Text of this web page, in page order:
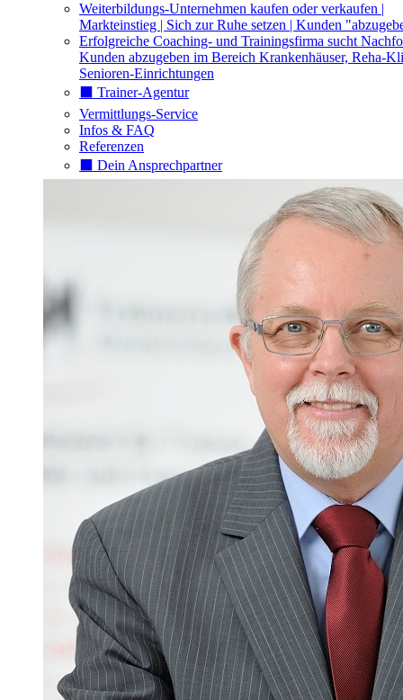
Weiterbildungs-Unternehmen kaufen oder verkaufen |
Markteinstieg | Sich zur Ruhe setzen | Kunden
Erfolgreiche Coaching- und Trainingsfirma sucht
Kunden abzugeben im Bereich Krankenhäuser, Reha-
Senioren-Einrichtungen
⬛️ Trainer-Agentur
Vermittlungs-Service
Infos & FAQ
Referenzen
⬛️ Dein Ansprechpartner